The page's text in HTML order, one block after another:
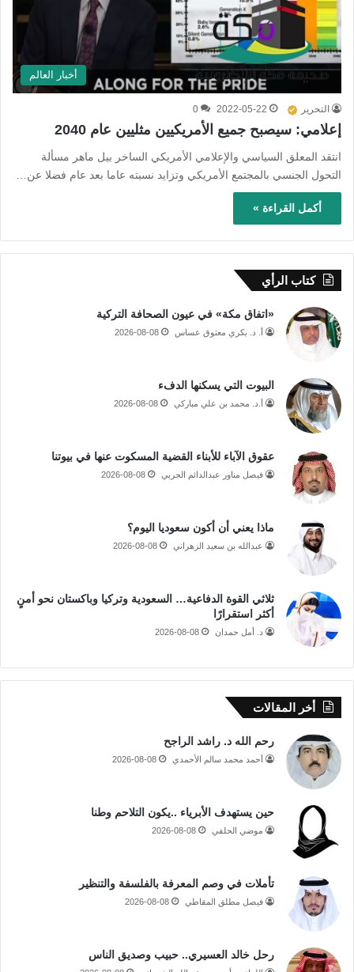
أخبار العالم
التحرير 2022-05-22
0
إعلامي: سيصبح جميع الأمريكيين مثليين عام 2040
انتقد المعلق السياسي والإعلامي الأمريكي الساخر بيل ماهر مسألة
التحول الجنسي بالمجتمع الأمريكي وتزايد نسبته عاما بعد عام فضلا عن…
أكمل القراءة »
كتاب الرأي
«اتفاق مكة» في عيون الصحافة التركية
أ. د. بكري معتوق عساس 2026-08-08
البيوت التي يسكنها الدفء
أ.د. محمد بن علي مباركي 2026-08-08
عقوق الآباء للأبناء القضية المسكوت عنها في بيوتنا
فيصل مناور عبدالدائم الحربي 2026-08-08
ماذا يعني أن أكون سعوديا اليوم؟
عبدالله بن سعيد الزهراني 2026-08-08
ثلاثي القوة الدفاعية… السعودية وتركيا وباكستان نحو أمنٍ
أكثر استقرارًا
د. أمل حمدان 2026-08-08
أخر المقالات
رحم الله د. راشد الراجح
أحمد محمد سالم الأحمدي 2026-08-08
حين يستهدف الأبرياء ..يكون التلاحم وطنا
موضي الحلفي 2026-08-08
تأملات في وصم المعرفة بالفلسفة والتنظير
فيصل مطلق المقاطي 2026-08-08
رحل خالد العسيري.. حبيب وصديق الناس